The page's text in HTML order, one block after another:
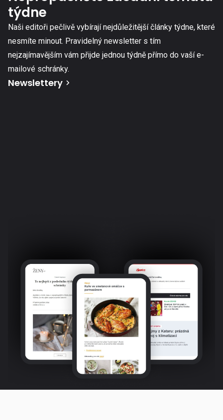
týdne
Naši editoři pečlivě vybírají nejdůležitější články týdne, které
nesmíte minout. Pravidelný newsletter s tím
nejzajímavějším vám přijde jednou týdně přímo do vaší e-
mailové schránky.
Newslettery